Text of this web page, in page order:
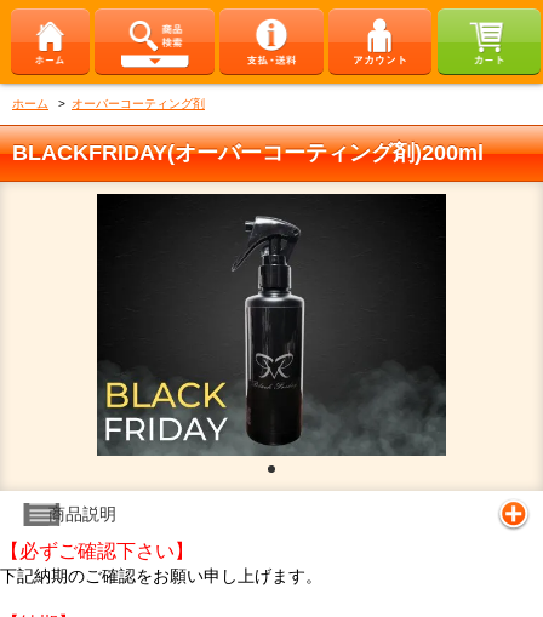
ホーム > オーバーコーティング剤
BLACKFRIDAY(オーバーコーティング剤)200ml
商品説明
【必ずご確認下さい】
下記納期のご確認をお願い申し上げます。